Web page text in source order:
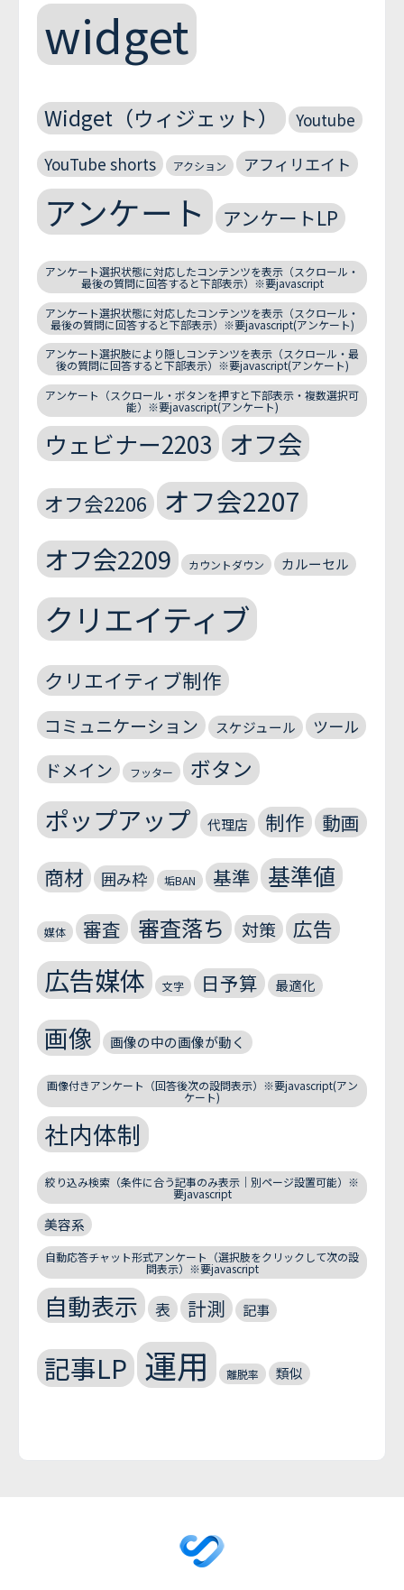
widget
Widget（ウィジェット）
Youtube
YouTube shorts
アクション アフィリエイト
アンケート アンケートLP
アンケート選択状態に対応したコンテンツを表示（スクロール・
最後の質問に回答すると下部表示）※要javascript
アンケート選択状態に対応したコンテンツを表示（スクロール・
最後の質問に回答すると下部表示）※要javascript(アンケート)
アンケート選択肢により隠しコンテンツを表示（スクロール・最
後の質問に回答すると下部表示）※要javascript(アンケート)
アンケート（スクロール・ボタンを押すと下部表示・複数選択可
能）※要javascript(アンケート)
ウェビナー2203 オフ会
オフ会2206 オフ会2207
オフ会2209 カウントダウン カルーセル
クリエイティブ
クリエイティブ制作
コミュニケーション スケジュール ツール
ドメイン フッター ボタン
ポップアップ 代理店 制作 動画
商材 囲み枠 垢BAN 基準 基準値
媒体 審査 審査落ち 対策 広告
広告媒体 文字 日予算 最適化
画像 画像の中の画像が動く
画像付きアンケート（回答後次の設問表示）※要javascript(アン
ケート)
社内体制
絞り込み検索（条件に合う記事のみ表示｜別ページ設置可能）※
要javascript
美容系
自動応答チャット形式アンケート（選択肢をクリックして次の設
問表示）※要javascript
自動表示 表 計測 記事
記事LP 運用 離脱率 類似